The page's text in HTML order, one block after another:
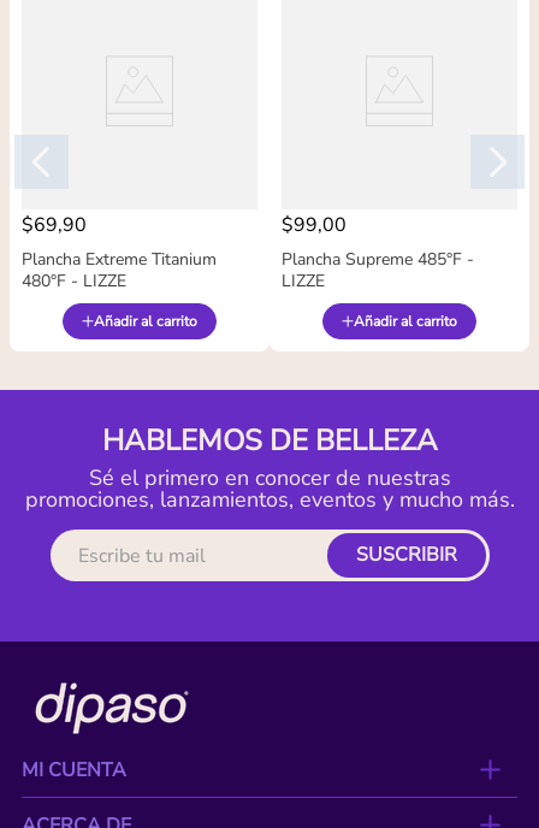
$69,90
Plancha Extreme Titanium
480°F - LIZZE
Añadir al carrito
$99,00
Plancha Supreme 485°F -
LIZZE
Añadir al carrito
HABLEMOS DE BELLEZA
Sé el primero en conocer de nuestras
promociones, lanzamientos, eventos y mucho más.
SUSCRIBIR
MI CUENTA